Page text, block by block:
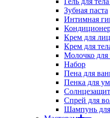
Зубная паста
Интимная
Крем для
Крем для
Молочко для
Набор
Пена для
Пенка для
Спрей для
Шампунь